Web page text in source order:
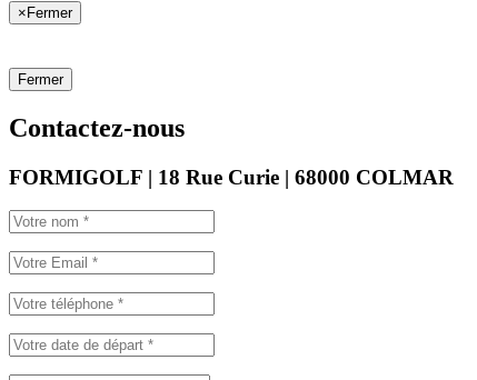
×Fermer
Fermer
Contactez-nous
FORMIGOLF | 18 Rue Curie | 68000 COLMAR